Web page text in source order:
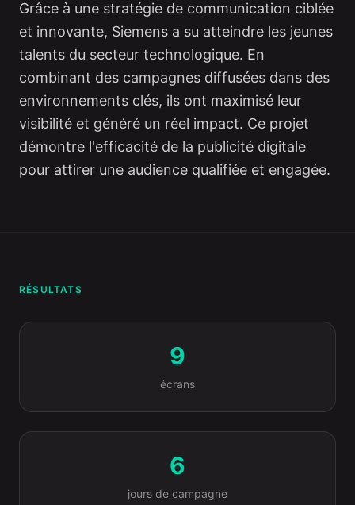
Grâce à une stratégie de communication ciblée
et innovante, Siemens a su atteindre les jeunes
talents du secteur technologique. En
combinant des campagnes diffusées dans des
environnements clés, ils ont maximisé leur
visibilité et généré un réel impact. Ce projet
démontre l'efficacité de la publicité digitale
pour attirer une audience qualifiée et engagée.
RÉSULTATS
9
écrans
6
jours de campagne